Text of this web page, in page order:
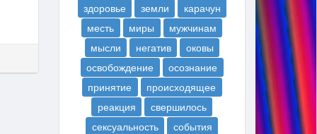
здоровье
земли
карачун
месть
миры
мужчинам
мысли
негатив
оковы
освобождение
осознание
принятие
происходящее
реакция
свершилось
сексуальность
события